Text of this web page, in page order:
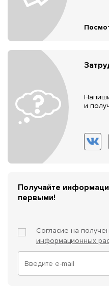
и
Получайте
первыми!
Согласие на
информационных